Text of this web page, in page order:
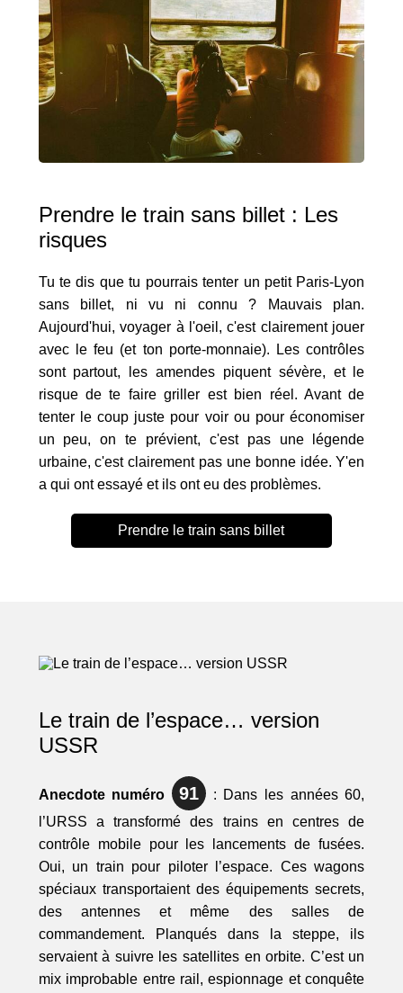
Prendre le train sans billet : Les
risques
Tu te dis que tu pourrais tenter un petit Paris-Lyon
sans billet, ni vu ni connu ? Mauvais plan.
Aujourd'hui, voyager à l'oeil, c'est clairement jouer
avec le feu (et ton porte-monnaie). Les contrôles
sont partout, les amendes piquent sévère, et le
risque de te faire griller est bien réel. Avant de
tenter le coup juste pour voir ou pour économiser
un peu, on te prévient, c'est pas une légende
urbaine, c'est clairement pas une bonne idée. Y'en
a qui ont essayé et ils ont eu des problèmes.
Prendre le train sans billet
Le train de l’espace… version
USSR
Anecdote numéro 91 : Dans les années 60,
l’URSS a transformé des trains en centres de
contrôle mobile pour les lancements de fusées.
Oui, un train pour piloter l’espace. Ces wagons
spéciaux transportaient des équipements secrets,
des antennes et même des salles de
commandement. Planqués dans la steppe, ils
servaient à suivre les satellites en orbite. C’est un
mix improbable entre rail, espionnage et conquête